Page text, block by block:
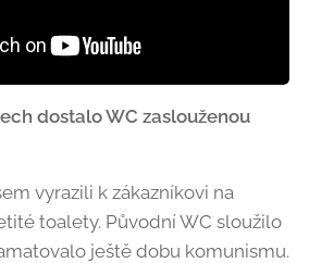
dostalo WC zaslouženou
vyrazili k zákazníkovi na
toalety. Původní WC sloužilo
ještě dobu komunismu.